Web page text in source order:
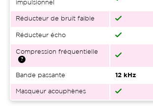
impulsionnel
Réducteur de bruit faible
Réducteur écho
Compression fréquentielle
Bande passante 12 kHz
Masqueur acouphènes